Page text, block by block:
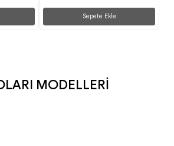
Sepete Ekle
MODELLERİ